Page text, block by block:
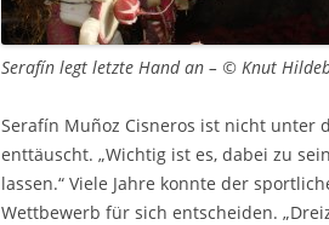
Serafín legt letzte Hand an – © Knut
Serafín Muñoz Cisneros ist nicht unter
enttäuscht. „Wichtig ist es, dabei zu
lassen.“ Viele Jahre konnte der
Wettbewerb für sich entscheiden.